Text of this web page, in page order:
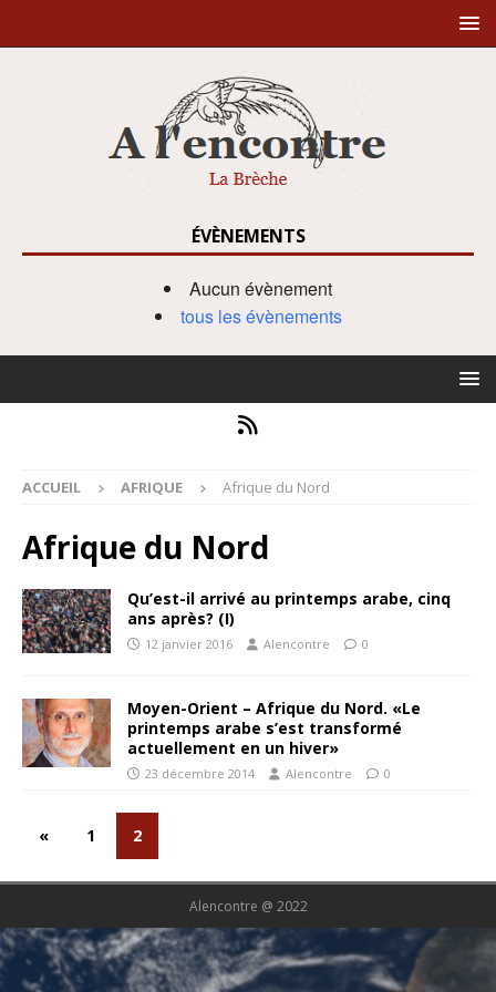
ÉVÈNEMENTS
Aucun évènement
tous les évènements
ACCUEIL AFRIQUE Afrique du Nord
Afrique du Nord
Qu’est-il arrivé au printemps arabe, cinq
ans après? (I)
12 janvier 2016 Alencontre 0
Moyen-Orient – Afrique du Nord. «Le
printemps arabe s’est transformé
actuellement en un hiver»
23 décembre 2014 Alencontre 0
« 1 2
Alencontre @ 2022